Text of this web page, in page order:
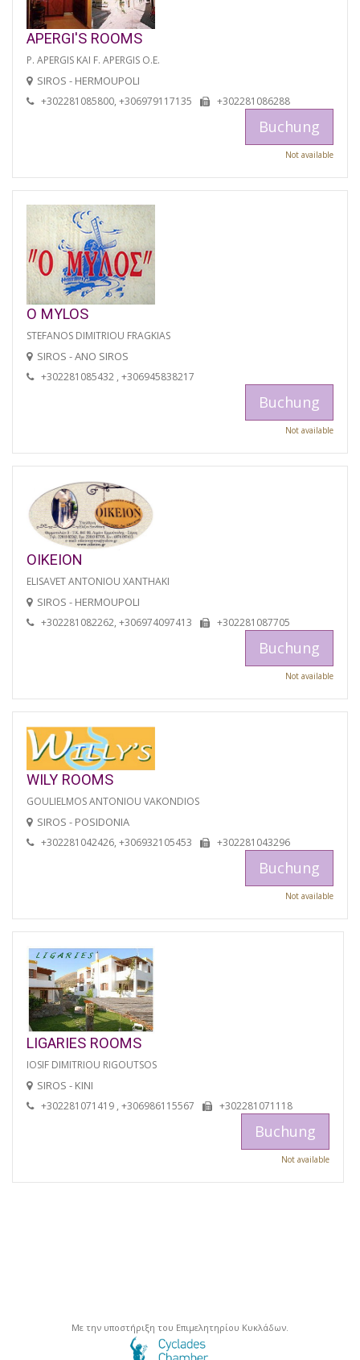
APERGI'S ROOMS
P. APERGIS KAI F. APERGIS O.E.
SIROS - HERMOUPOLI
+302281085800, +306979117135 +302281086288
Buchung
Not available
O MYLOS
STEFANOS DIMITRIOU FRAGKIAS
SIROS - ANO SIROS
+302281085432 , +306945838217
Buchung
Not available
OIKEION
ELISAVET ANTONIOU XANTHAKI
SIROS - HERMOUPOLI
+302281082262, +306974097413 +302281087705
Buchung
Not available
WILY ROOMS
GOULIELMOS ANTONIOU VAKONDIOS
SIROS - POSIDONIA
+302281042426, +306932105453 +302281043296
Buchung
Not available
LIGARIES ROOMS
IOSIF DIMITRIOU RIGOUTSOS
SIROS - KINI
+302281071419 , +306986115567 +302281071118
Buchung
Not available
Με την υποστήριξη του Επιμελητηρίου Κυκλάδων.